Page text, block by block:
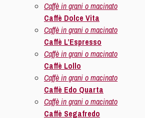
Caffè in grani o macinato
Caffè Dolce Vita
Caffè in grani o macinato
Caffè L’Espresso
Caffè in grani o macinato
Caffè Lollo
Caffè in grani o macinato
Caffè Edo Quarta
Caffè in grani o macinato
Caffè Segafredo